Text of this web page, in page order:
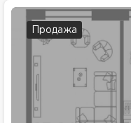
Продажа